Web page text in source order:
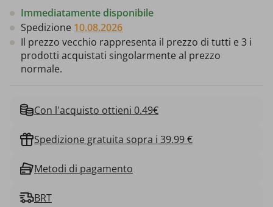
Immediatamente disponibile
Spedizione 10.08.2026
Il prezzo vecchio rappresenta il prezzo di tutti e 3 i
prodotti acquistati singolarmente al prezzo
normale.
Con l'acquisto ottieni 0.49€
Spedizione gratuita sopra i 39.99 €
Metodi di pagamento
BRT